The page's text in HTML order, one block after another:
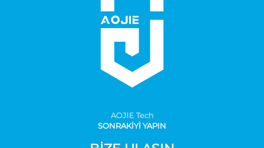
AOJlE Tech
SONRAKİYİ YAPIN